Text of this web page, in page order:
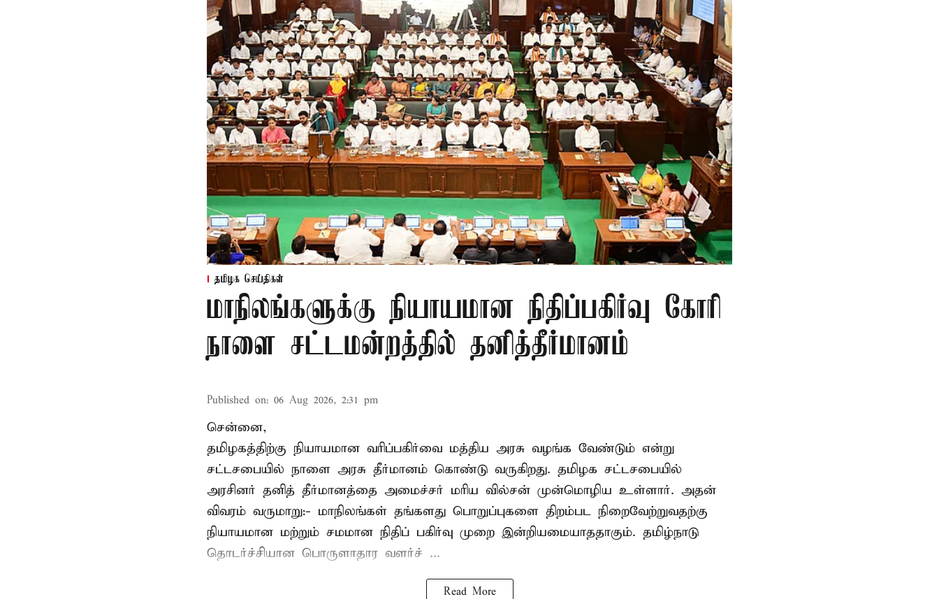
தமிழக செய்திகள்
மாநிலங்களுக்கு நியாயமான நிதிப்பகிர்வு கோரி
நாளை சட்டமன்றத்தில் தனித்தீர்மானம்
Published on: 06 Aug 2026, 2:31 pm
சென்னை,
தமிழகத்திற்கு நியாயமான வரிப்பகிர்வை மத்திய அரசு வழங்க வேண்டும் என்று
சட்டசபையில் நாளை அரசு தீர்மானம் கொண்டு வருகிறது. தமிழக சட்டசபையில்
அரசினர் தனித் தீர்மானத்தை அமைச்சர் மரிய வில்சன் முன்மொழிய உள்ளார். அதன்
விவரம் வருமாறு:- மாநிலங்கள் தங்களது பொறுப்புகளை திறம்பட நிறைவேற்றுவதற்கு
நியாயமான மற்றும் சமமான நிதிப் பகிர்வு முறை இன்றியமையாததாகும். தமிழ்நாடு
தொடர்ச்சியான பொருளாதார வளர்ச் ...
Read More